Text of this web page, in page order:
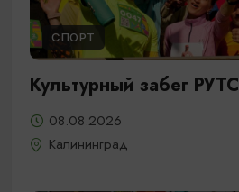
СПОРТ
Культурный забег РУТС
08.08.2026
Калининград